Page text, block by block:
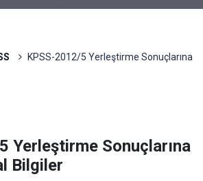
KPSS-2012/5 Yerleştirme Sonuçlarına
Yerleştirme Sonuçlarına
Bilgiler